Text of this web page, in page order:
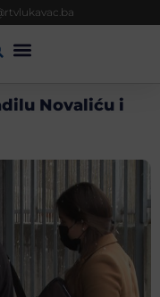
Novaliću i